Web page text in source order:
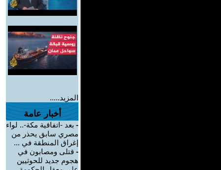
المزيد.....
أخبار عامة
- بعد -اتفاقية مكة-.. لواء
مصري سابق يحذر من
إغراق المنطقة في ...
- قتلى ومصابون في
هجوم جديد للحوثيين